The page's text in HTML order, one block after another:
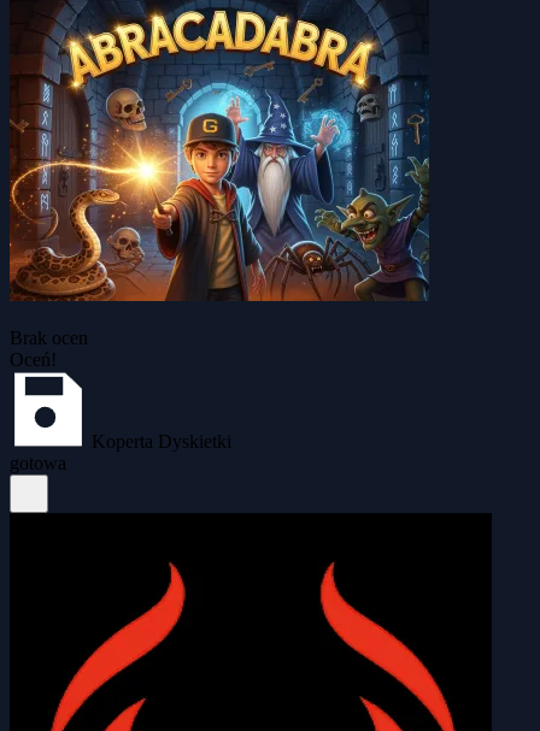
Brak ocen
Oceń!
Koperta Dyskietki
gotowa